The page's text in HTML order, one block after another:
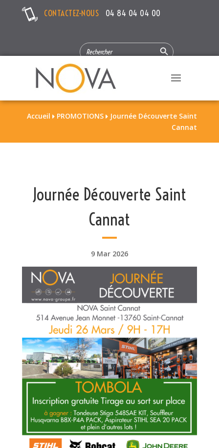
CONTACTEZ-NOUS 04 84 04 04 00
SEARCH
FOR:
Search Button
Accueil  PROMOTIONS  Journée Découverte Saint
Cannat
Journée Découverte Saint
Cannat
9 Mar 2026